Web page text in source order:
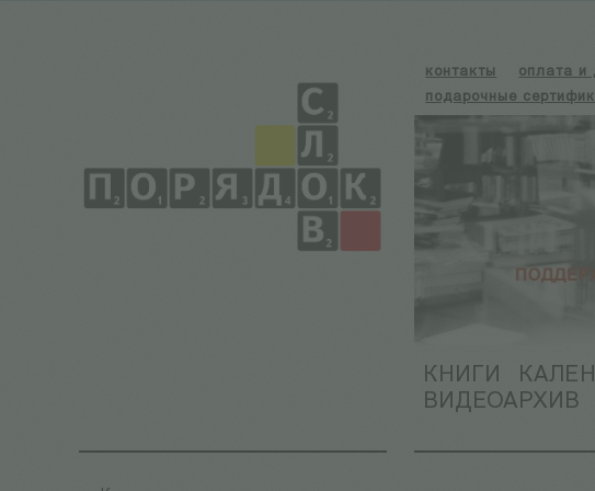
контакты
оплата и
подарочные
КНИГИ
ВИДЕОАРХИВ